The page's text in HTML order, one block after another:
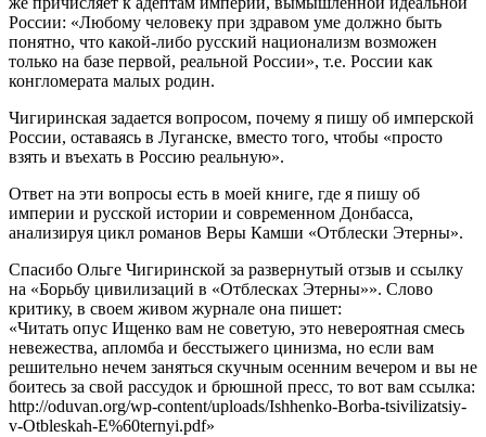
России: «Любому человеку при здравом уме должно быть
понятно, что какой-либо русский национализм возможен
только на базе первой, реальной России», т.е. России как
конгломерата малых родин.
Чигиринская задается вопросом, почему я пишу об имперской
России, оставаясь в Луганске, вместо того, чтобы «просто
взять и въехать в Россию реальную».
Ответ на эти вопросы есть в моей книге, где я пишу об
империи и русской истории и современном Донбасса,
анализируя цикл романов Веры Камши «Отблески Этерны».
Спасибо Ольге Чигиринской за развернутый отзыв и ссылку
на «Борьбу цивилизаций в «Отблесках Этерны»». Слово
критику, в своем живом журнале она пишет:
«Читать опус Ищенко вам не советую, это невероятная смесь
невежества, апломба и бесстыжего цинизма, но если вам
решительно нечем заняться скучным осенним вечером и вы не
боитесь за свой рассудок и брюшной пресс, то вот вам ссылка:
http://oduvan.org/wp-content/uploads/Ishhenko-Borba-tsivilizatsiy-
v-Otbleskah-E%60ternyi.pdf»